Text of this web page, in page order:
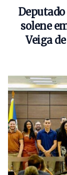
solene
Veiga